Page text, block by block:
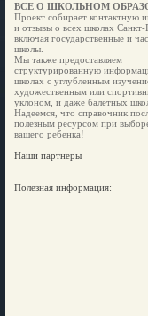
ВСЕ О ШКОЛЬНОМ
Проект собирает контактную
и отзывы о всех школах Санкт-
включая государственные и
школы.
Мы также предоставляем
структурированную
школах с углубленным
художественным или
уклоном, и даже балетных
Надеемся, что справочник
полезным ресурсом при
вашего ребенка!
Наши партнеры
Полезная информация: